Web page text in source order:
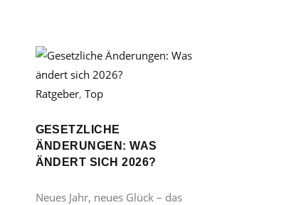
Ratgeber, Top
GESETZLICHE
ÄNDERUNGEN: WAS
ÄNDERT SICH 2026?
Neues Jahr, neues Glück – das